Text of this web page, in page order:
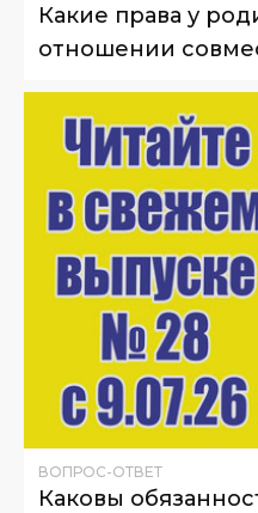
Какие права у
отношении
ВОПРОС-ОТВЕТ
Каковы